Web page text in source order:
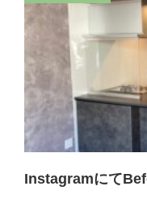
Instagramにて